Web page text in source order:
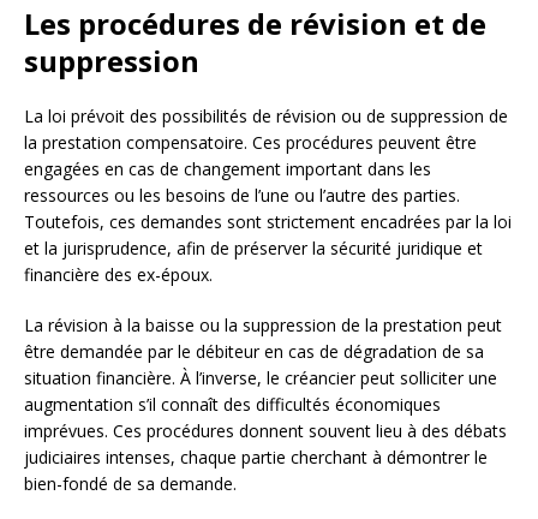
Les procédures de révision et de
suppression
La loi prévoit des possibilités de révision ou de suppression de
la prestation compensatoire. Ces procédures peuvent être
engagées en cas de changement important dans les
ressources ou les besoins de l’une ou l’autre des parties.
Toutefois, ces demandes sont strictement encadrées par la loi
et la jurisprudence, afin de préserver la sécurité juridique et
financière des ex-époux.
La révision à la baisse ou la suppression de la prestation peut
être demandée par le débiteur en cas de dégradation de sa
situation financière. À l’inverse, le créancier peut solliciter une
augmentation s’il connaît des difficultés économiques
imprévues. Ces procédures donnent souvent lieu à des débats
judiciaires intenses, chaque partie cherchant à démontrer le
bien-fondé de sa demande.